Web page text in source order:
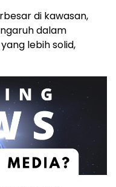
di kawasan,
dalam
lebih solid,